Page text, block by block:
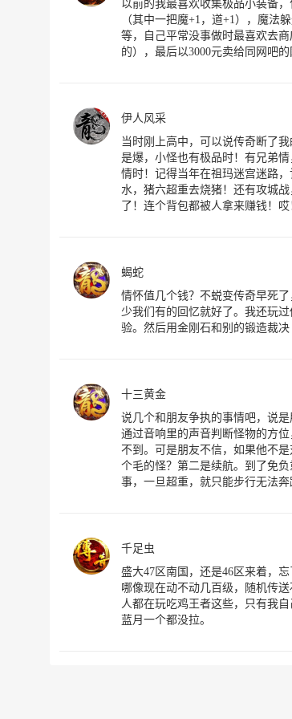
以前的我最喜欢收集极品小装备
（其中一把魔+1，道+1），魔法
等，自己平常没事做时最喜欢去
的），最后以3000元卖给同网吧
伊人风采
当时刚上高中，可以说传奇断了
是爆，小怪也有极品时！有兄弟
情时！记得当年在祖玛迷宫迷路
水，猪六超重去烧猪！还有攻城
了！连个背包都被人拿来赚钱！哎
蝎蛇
情怀值几个钱？不蜕变传奇早死
少我们有的回忆就好了。我还玩
验。然后用金刚石和别的锻造裁决
十三黄金
说几个和朋友争执的事情吧，说
通过音响里的声音判断怪物的方
不到。可是朋友不信，如果他不
个毛的怪？第二是续航。到了免
事，一旦超重，就只能步行无法
千足虫
盛大47区南国，还是46区来着，
哪像现在动不动几百级，随机传
人都在玩吃鸡王者这些，只有我
蓝月一个都没拉。